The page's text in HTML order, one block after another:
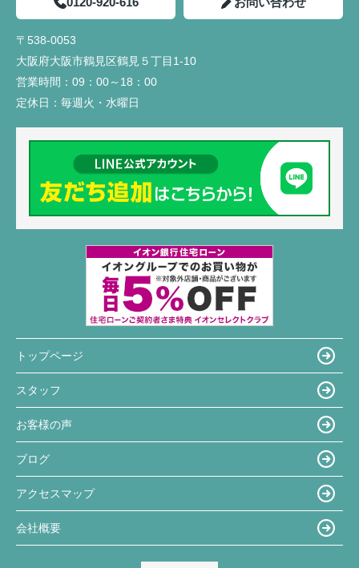
〒538-0053
大阪府大阪市鶴見区鶴見５丁目1-10
営業時間： 09：00～18：00
定休日： 毎週火・水曜日
トップページ
スタッフ
お客様の声
ブログ
アクセスマップ
会社概要